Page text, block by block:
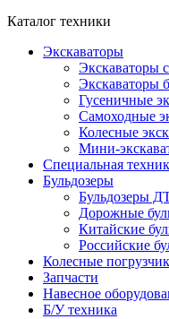
Каталог техники
Экскаваторы
Экскаваторы
Экскаваторы
Гусеничные
Самоходные
Колесные
Мини-
Специальная
Бульдозеры
Бульдозеры
Дорожные
Китайские
Российские
Колесные
Запчасти
Навесное
Б/У техника